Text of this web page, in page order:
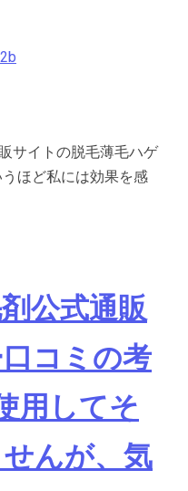
サイトの脱毛薄毛ハゲ
ほど私には効果を感
公式通販
コミの考
用してそ
んが、気